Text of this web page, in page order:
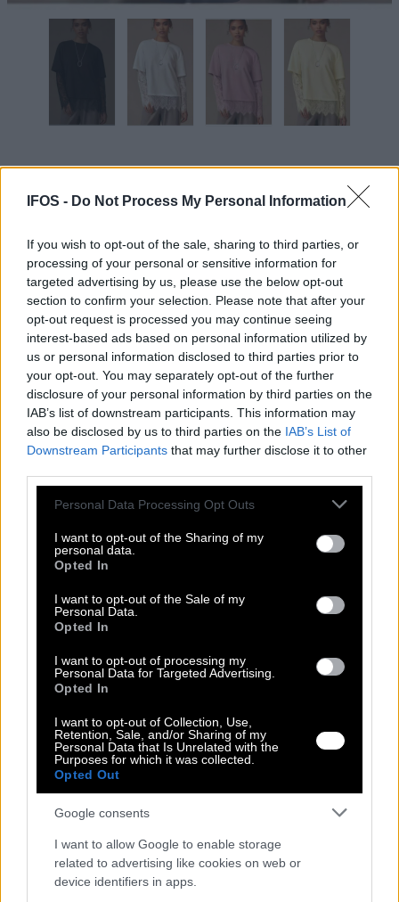
IFOS - Do Not Process My Personal Information
If you wish to opt-out of the sale, sharing to third parties, or
processing of your personal or sensitive information for
targeted advertising by us, please use the below opt-out
section to confirm your selection. Please note that after your
opt-out request is processed you may continue seeing
interest-based ads based on personal information utilized by
us or personal information disclosed to third parties prior to
your opt-out. You may separately opt-out of the further
disclosure of your personal information by third parties on the
IAB’s list of downstream participants. This information may
also be disclosed by us to third parties on the IAB’s List of
Downstream Participants that may further disclose it to other
Please note that this website/app uses one or more Google
not limited to your visit or usage behaviour. You may click to
grant or deny consent to Google and its third-party tags to
use your data for below specified purposes in below Google
consent section.
Personal Data Processing Opt Outs
I want to opt-out of the Sharing of my
personal data.
Opted In
I want to opt-out of the Sale of my
Personal Data.
Opted In
I want to opt-out of processing my
Personal Data for Targeted Advertising.
Opted In
I want to opt-out of Collection, Use,
Retention, Sale, and/or Sharing of my
Personal Data that Is Unrelated with the
Purposes for which it was collected.
Opted Out
Google consents
I want to allow Google to enable storage
related to advertising like cookies on web or
device identifiers in apps.
Γυναικείο T-shirt με
Ενσωματωμένη Δαντέλα στα
Μανίκια και στο Τελείωμα σε
Διάφορα Χρώματα-FS38300
Κωδικός: FS38300
Διαθεσιμότητα:
Παράδοση σε 1 - 3 ημέρες
29,99 €
Δείτε περισσότερα από Γυναικείες Μπλούζες
ΧρώμαΧρώμα
+Χρώματα
Μέγεθος
ONE SIZE
Ρωτήστε για το προϊόν
Τρόποι Πληρωμής
Τρόποι Αποστολής
Περιγραφή
ντύσιμο με αυτό το ιδιαίτερο T-shirt δύο επιπέδων. Το ρούχο
συνδυάζει την άνεση ενός κλασικού βαμβακερού top με την
πολυτέλεια της ντελικάτης δαντέλας, η οποία εμφανίζεται ως
εσωτερική στρώση στα μακριά μανίκια και στο τελείωμα.